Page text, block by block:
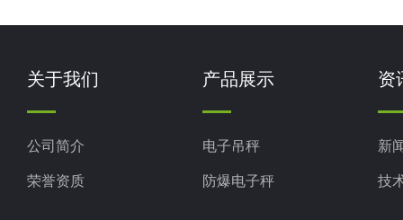
关于我们
公司简介
荣誉资质
产品展示
电子吊秤
防爆电子秤
资
新
技